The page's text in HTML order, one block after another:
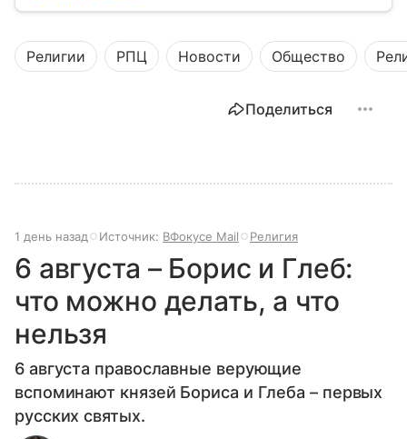
Религии РПЦ Новости Общество
Поделиться
1 день назад Источник: ВФокусе Mail Религия
6 августа – Борис и Глеб:
что можно делать, а что
нельзя
6 августа православные верующие
вспоминают князей Бориса и Глеба – первых
русских святых.